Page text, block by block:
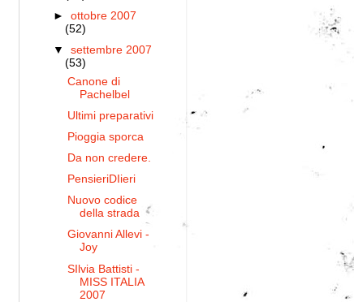
►ottobre 2007
(52)
▼settembre 2007
(53)
Canone di
Pachelbel
Ultimi preparativi
Pioggia sporca
Da non credere.
PensieriDIieri
Nuovo codice
della strada
Giovanni Allevi -
Joy
SIlvia Battisti -
MISS ITALIA
2007